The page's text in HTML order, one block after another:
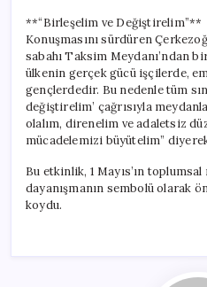
**“Birleşelim ve Değiştirelim”**
Konuşmasını sürdüren
sabahı Taksim Meydanı’ndan
ülkenin gerçek gücü işçilerde,
gençlerdedir. Bu nedenle tüm
değiştirelim’ çağrısıyla
olalım, direnelim ve adaletsiz
mücadelemizi büyütelim”
Bu etkinlik, 1 Mayıs’ın
dayanışmanın sembolü olarak
koydu.